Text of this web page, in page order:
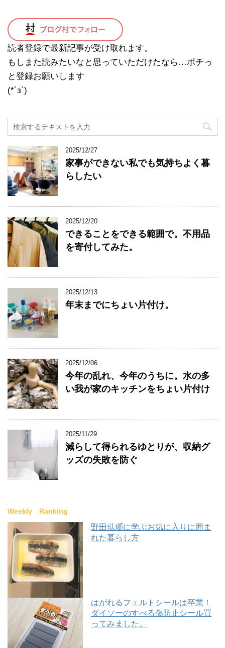
読者登録で最新記事が受け取れます。
もしまた読みたいなと思っていただけたなら…ポチっ
と登録お願いします
(*´з`)
2025/12/27
家事ができない私でも気持ちよく暮
らしたい
2025/12/20
できることをできる範囲で。不用品
を寄付してみた。
2025/12/13
年末までにちょい片付け。
2025/12/06
今年の乱れ、今年のうちに。水の多
い我が家のキッチンをちょい片付け
2025/11/29
減らして得られるゆとりが、収納グ
ッズの失敗を防ぐ
Weekly Ranking
野田琺瑯に学ぶお気に入りに囲ま
れた暮らし方
はがれるフェルトシールは卒業！
ダイソーのすべる傷防止シール買
ってみました。